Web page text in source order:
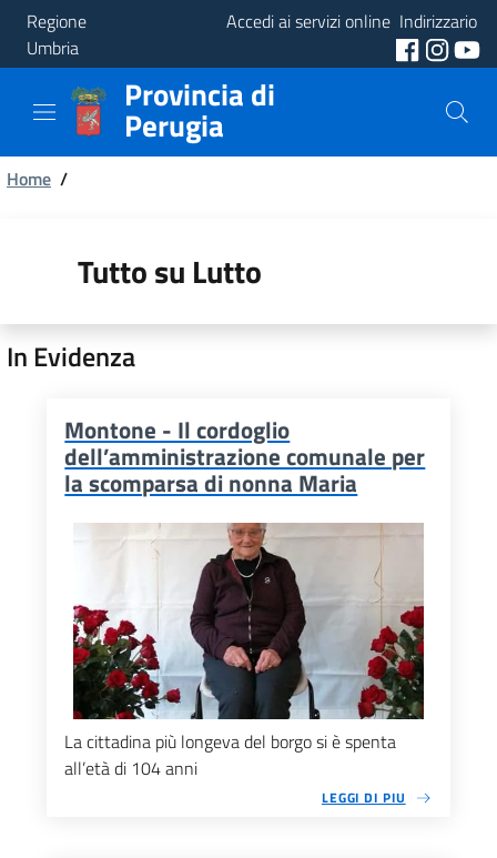
Regione
Umbria
Accedi ai servizi online Indirizzario
Provincia
Aree
Tematiche
Provincia di
Perugia
Briciole
pane
Home /
Tutto su Lutto
In Evidenza
Montone - Il cordoglio
dell’amministrazione comunale per
la scomparsa di nonna Maria
La cittadina più longeva del borgo si è spenta
all’età di 104 anni
LEGGI DI PIU